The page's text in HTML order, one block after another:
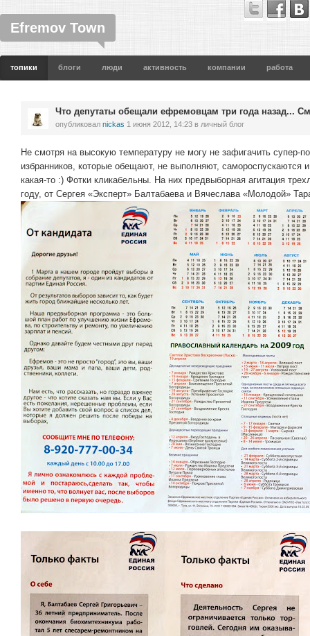
Efremov Town
топики блоги люди активность компании работа
Что депутаты обещали ефремовцам три года назад...
опубликовал nickas 1 июня 2012, 14:23 в личный блог
Не смотря на высокую температуру не могу не зафигачить супер-
избранников, которые обещают, не выполняют, самороспускаются
какая-то :) Фотки кликабельны. На них предвыборная агитация
году, от Сергея «Эксперт» Балтабаева и Вячеслава «Молодой»